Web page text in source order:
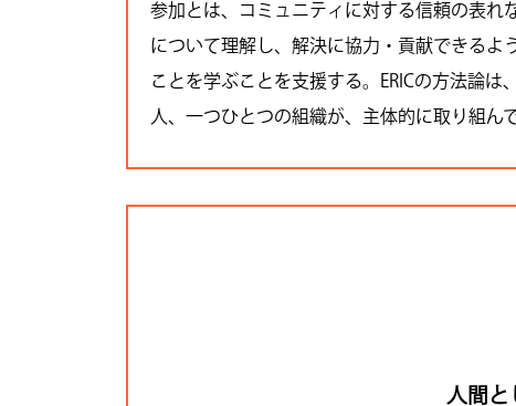
参加とは、コミュニティに対する信頼の表れ
について理解し、解決に協力・貢献できるよ
ことを学ぶことを支援する。ERICの方法論
人、一つひとつの組織が、主体的に取り組ん
人間